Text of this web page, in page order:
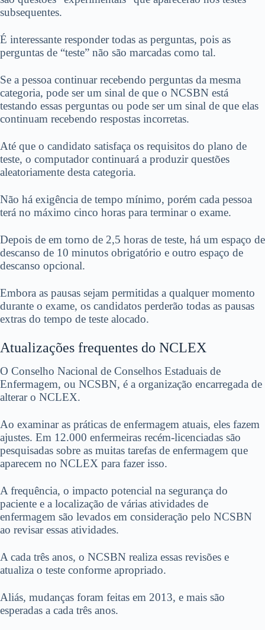
subsequentes.
É interessante responder todas as perguntas, pois as
perguntas de “teste” não são marcadas como tal.
Se a pessoa continuar recebendo perguntas da mesma
categoria, pode ser um sinal de que o NCSBN está
testando essas perguntas ou pode ser um sinal de que elas
continuam recebendo respostas incorretas.
Até que o candidato satisfaça os requisitos do plano de
teste, o computador continuará a produzir questões
aleatoriamente desta categoria.
Não há exigência de tempo mínimo, porém cada pessoa
terá no máximo cinco horas para terminar o exame.
Depois de em torno de 2,5 horas de teste, há um espaço de
descanso de 10 minutos obrigatório e outro espaço de
descanso opcional.
Embora as pausas sejam permitidas a qualquer momento
durante o exame, os candidatos perderão todas as pausas
extras do tempo de teste alocado.
Atualizações frequentes do NCLEX
O Conselho Nacional de Conselhos Estaduais de
Enfermagem, ou NCSBN, é a organização encarregada de
alterar o NCLEX.
Ao examinar as práticas de enfermagem atuais, eles fazem
ajustes. Em 12.000 enfermeiras recém-licenciadas são
pesquisadas sobre as muitas tarefas de enfermagem que
aparecem no NCLEX para fazer isso.
A frequência, o impacto potencial na segurança do
paciente e a localização de várias atividades de
enfermagem são levados em consideração pelo NCSBN
ao revisar essas atividades.
A cada três anos, o NCSBN realiza essas revisões e
atualiza o teste conforme apropriado.
Aliás, mudanças foram feitas em 2013, e mais são
esperadas a cada três anos.